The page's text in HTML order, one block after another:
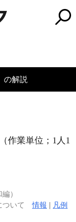
の解説
作業単位；1人1
）
ついて情報 | 凡例